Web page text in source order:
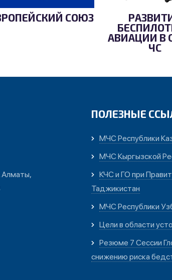
СОЮЗ
АВИАЦИИ В
ЧС
Алматы,
ПОЛЕЗНЫЕ
МЧС Республики
МЧС Кыргызской
КЧС и ГО при
Таджикистан
МЧС Республики
Цели в области
Резюме 7 Сессии
снижению риска